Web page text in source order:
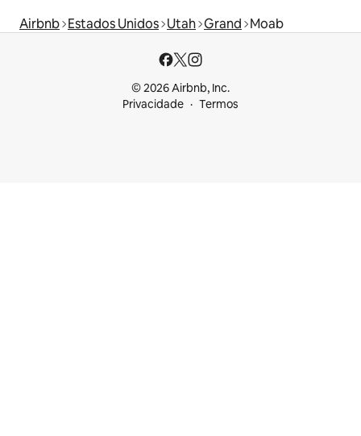
Airbnb Estados Unidos Utah Grand Moab
© 2026 Airbnb, Inc.
Privacidade
Termos